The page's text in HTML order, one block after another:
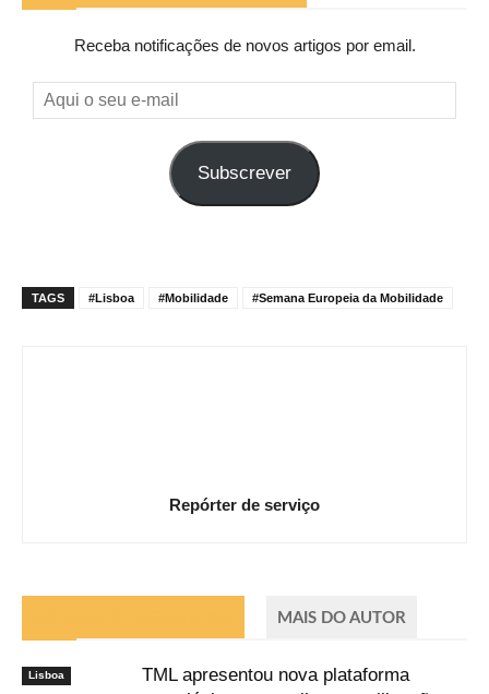
Receba notificações de novos artigos por email.
Aqui
o
Subscrever
TAGS #Lisboa #Mobilidade #Semana Europeia da Mobilidade
Repórter de serviço
MAIS DO AUTOR
Lisboa
TML apresentou nova plataforma